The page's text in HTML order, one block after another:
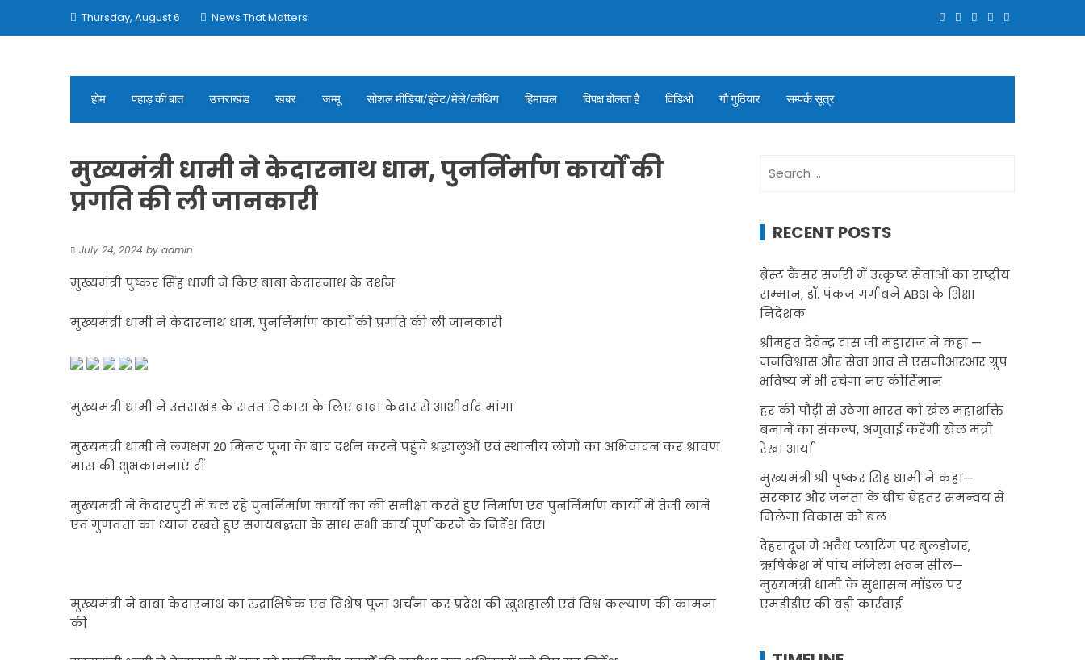
Thursday, August 6 News That Matters
होम पहाड़ की बात उत्तराखंड खबर जम्मू सोशल मीडिया/इंवेट/मेले/कौथिग हिमाचल विपक्ष बोलता है विडिओ गौ गुठियार सम्पर्क सूत्र
मुख्यमंत्री धामी ने केदारनाथ धाम, पुनर्निर्माण कार्यों की
प्रगति की ली जानकारी
July 24, 2024 by admin
मुख्यमंत्री पुष्कर सिंह धामी ने किए बाबा केदारनाथ के दर्शन
मुख्यमंत्री धामी ने केदारनाथ धाम, पुनर्निर्माण कार्यों की प्रगति की ली जानकारी
मुख्यमंत्री धामी ने उत्तराखंड के सतत विकास के लिए बाबा केदार से आशीर्वाद मांगा
मुख्यमंत्री धामी ने लगभग 20 मिनट पूजा के बाद दर्शन करने पहुंचे श्रद्धालुओं एवं स्थानीय लोगों का अभिवादन कर श्रावण
मास की शुभकामनाएं दीं
मुख्यमंत्री ने केदारपुरी में चल रहे पुनर्निर्माण कार्यों का की समीक्षा करते हुए निर्माण एवं पुनर्निर्माण कार्यों में तेजी लाने
एवं गुणवत्ता का ध्यान रखते हुए समयबद्धता के साथ सभी कार्य पूर्ण करने के निर्देश दिए।
मुख्यमंत्री ने बाबा केदारनाथ का रुद्राभिषेक एवं विशेष पूजा अर्चना कर प्रदेश की खुशहाली एवं विश्व कल्याण की कामना
की
for:
RECENT POSTS
ब्रेस्ट कैंसर सर्जरी में उत्कृष्ट सेवाओं का राष्ट्रीय
सम्मान, डॉ. पंकज गर्ग बने ABSI के शिक्षा
निदेशक
श्रीमहंत देवेन्द्र दास जी महाराज ने कहा —
जनविश्वास और सेवा भाव से एसजीआरआर ग्रुप
भविष्य में भी रचेगा नए कीर्तिमान
हर की पौड़ी से उठेगा भारत को खेल महाशक्ति
बनाने का संकल्प, अगुवाई करेंगी खेल मंत्री
रेखा आर्या
मुख्यमंत्री श्री पुष्कर सिंह धामी ने कहा—
सरकार और जनता के बीच बेहतर समन्वय से
मिलेगा विकास को बल
देहरादून में अवैध प्लाटिंग पर बुलडोजर,
ऋषिकेश में पांच मंजिला भवन सील—
मुख्यमंत्री धामी के सुशासन मॉडल पर
एमडीडीए की बड़ी कार्रवाई